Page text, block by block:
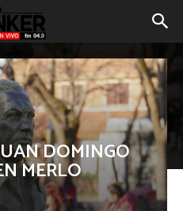
DOMINGO
MERLO